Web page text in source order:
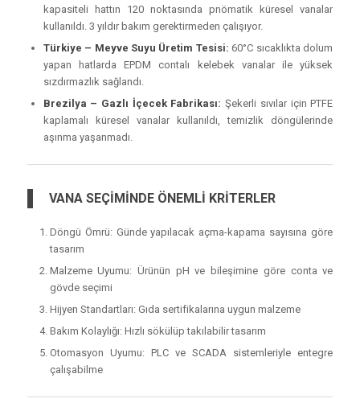
kapasiteli hattın 120 noktasında pnömatik küresel vanalar
kullanıldı. 3 yıldır bakım gerektirmeden çalışıyor.
Türkiye – Meyve Suyu Üretim Tesisi: 60°C sıcaklıkta dolum
yapan hatlarda EPDM contalı kelebek vanalar ile yüksek
sızdırmazlık sağlandı.
Brezilya – Gazlı İçecek Fabrikası: Şekerli sıvılar için PTFE
kaplamalı küresel vanalar kullanıldı, temizlik döngülerinde
aşınma yaşanmadı.
VANA SEÇİMİNDE ÖNEMLİ KRİTERLER
Döngü Ömrü: Günde yapılacak açma-kapama sayısına göre
tasarım
Malzeme Uyumu: Ürünün pH ve bileşimine göre conta ve
gövde seçimi
Hijyen Standartları: Gıda sertifikalarına uygun malzeme
Bakım Kolaylığı: Hızlı sökülüp takılabilir tasarım
Otomasyon Uyumu: PLC ve SCADA sistemleriyle entegre
çalışabilme